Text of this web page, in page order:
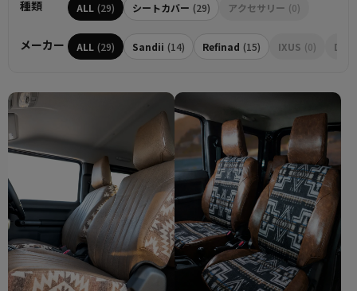
種類 ALL (29) シートカバー (29) アクセサリー (0)
メーカー ALL (29) Sandii (14) Refinad (15) IXUS (0)